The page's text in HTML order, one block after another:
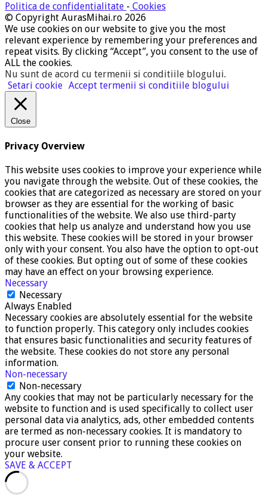
Politica de confidentialitate - Cookies
© Copyright AurasMihai.ro 2026
We use cookies on our website to give you the most
relevant experience by remembering your preferences and
repeat visits. By clicking “Accept”, you consent to the use of
ALL the cookies.
Nu sunt de acord cu termenii si conditiile blogului.
Setari cookie Accept termenii si conditiile blogului
Close
Privacy Overview
This website uses cookies to improve your experience while
you navigate through the website. Out of these cookies, the
cookies that are categorized as necessary are stored on your
browser as they are essential for the working of basic
functionalities of the website. We also use third-party
cookies that help us analyze and understand how you use
this website. These cookies will be stored in your browser
only with your consent. You also have the option to opt-out
of these cookies. But opting out of some of these cookies
may have an effect on your browsing experience.
Necessary
Necessary
Always Enabled
Necessary cookies are absolutely essential for the website
to function properly. This category only includes cookies
that ensures basic functionalities and security features of
the website. These cookies do not store any personal
information.
Non-necessary
Non-necessary
Any cookies that may not be particularly necessary for the
website to function and is used specifically to collect user
personal data via analytics, ads, other embedded contents
are termed as non-necessary cookies. It is mandatory to
procure user consent prior to running these cookies on
your website.
SAVE & ACCEPT